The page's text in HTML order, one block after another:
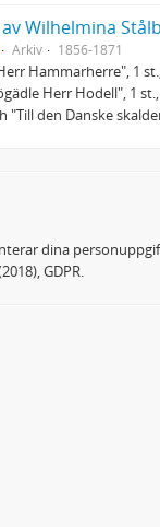
Wilhelmina
Arkiv 1856-1871
Hammarherre", 1
Herr Hodell", 1
"Till den Danske
dina
GDPR.